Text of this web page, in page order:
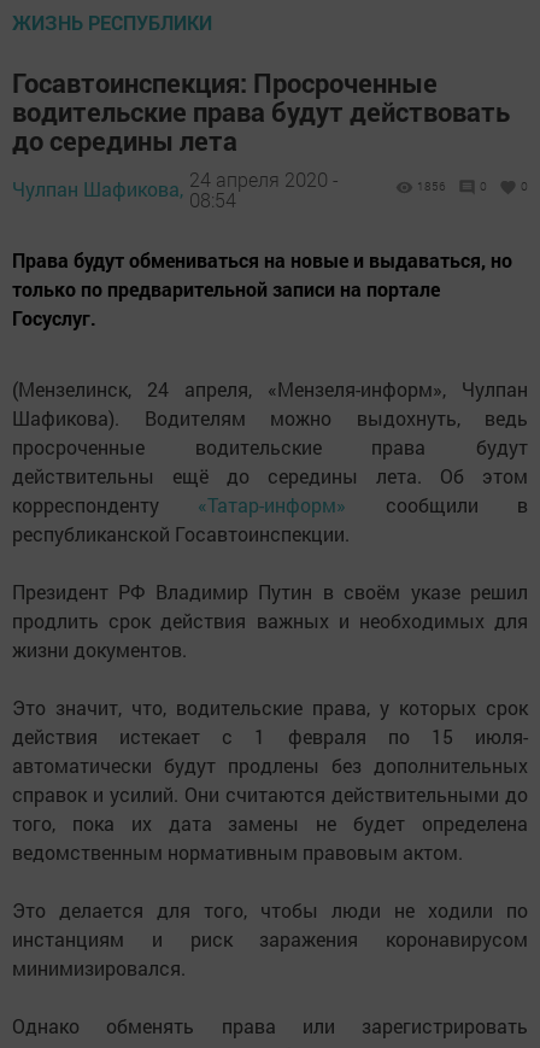
ЖИЗНЬ РЕСПУБЛИКИ
Госавтоинспекция: Просроченные
водительские права будут действовать
до середины лета
Чулпан Шафикова, 24 апреля 2020 -
08:54
1856 0 0
Права будут обмениваться на новые и выдаваться, но
только по предварительной записи на портале
Госуслуг.
(Мензелинск, 24 апреля, «Мензеля-информ», Чулпан
Шафикова). Водителям можно выдохнуть, ведь
просроченные водительские права будут
действительны ещё до середины лета. Об этом
корреспонденту «Татар-информ» сообщили в
республиканской Госавтоинспекции.
Президент РФ Владимир Путин в своём указе решил
продлить срок действия важных и необходимых для
жизни документов.
Это значит, что, водительские права, у которых срок
действия истекает с 1 февраля по 15 июля-
автоматически будут продлены без дополнительных
справок и усилий. Они считаются действительными до
того, пока их дата замены не будет определена
ведомственным нормативным правовым актом.
Это делается для того, чтобы люди не ходили по
инстанциям и риск заражения коронавирусом
минимизировался.
Однако обменять права или зарегистрировать